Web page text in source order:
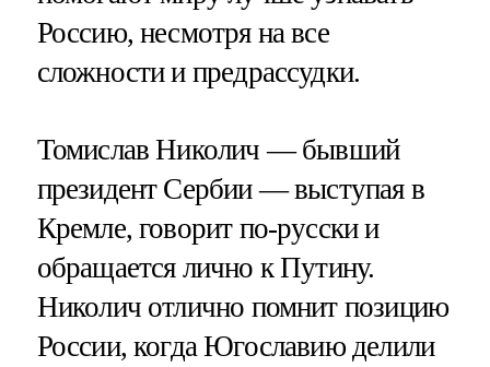
Россию, несмотря на все
сложности и предрассудки.
Томислав Николич — бывший
президент Сербии — выступая в
Кремле, говорит по-русски и
обращается лично к Путину.
Николич отлично помнит позицию
России, когда Югославию делили